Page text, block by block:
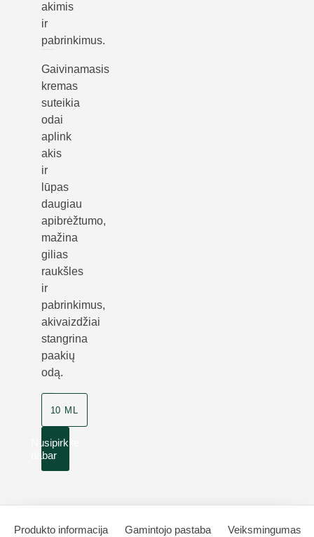
akimis
ir
pabrinkimus.
Gaivinamasis
kremas
suteikia
odai
aplink
akis
ir
lūpas
daugiau
apibrėžtumo,
mažina
gilias
raukšles
ir
pabrinkimus,
akivaizdžiai
stangrina
paakių
odą.
10 ML
Nusipirkite
dabar
Produkto informacija Gamintojo pastaba Veiksmingumas